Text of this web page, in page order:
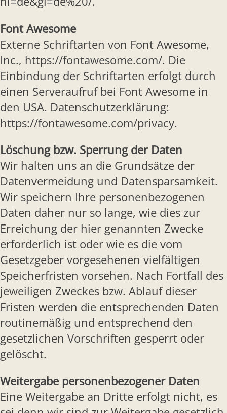
Font Awesome
Externe Schriftarten von Font Awesome,
Inc., https://fontawesome.com/. Die
Einbindung der Schriftarten erfolgt durch
einen Serveraufruf bei Font Awesome in
den USA. Datenschutzerklärung:
https://fontawesome.com/privacy.
Löschung bzw. Sperrung der Daten
Wir halten uns an die Grundsätze der
Datenvermeidung und Datensparsamkeit.
Wir speichern Ihre personenbezogenen
Daten daher nur so lange, wie dies zur
Erreichung der hier genannten Zwecke
erforderlich ist oder wie es die vom
Gesetzgeber vorgesehenen vielfältigen
Speicherfristen vorsehen. Nach Fortfall des
jeweiligen Zweckes bzw. Ablauf dieser
Fristen werden die entsprechenden Daten
routinemäßig und entsprechend den
gesetzlichen Vorschriften gesperrt oder
gelöscht.
Weitergabe personenbezogener Daten
Eine Weitergabe an Dritte erfolgt nicht, es